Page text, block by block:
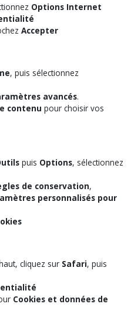
Options Internet
Accepter
, puis sélectionnez
avancés.
contenu pour choisir vos
puis Options, sélectionnez
de conservation,
personnalisés pour
cliquez sur Safari, puis
Cookies et données de